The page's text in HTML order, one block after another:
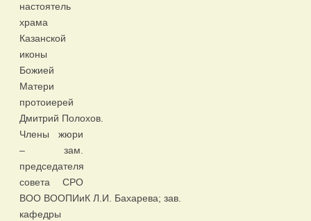
настоятель
храма
Казанской
иконы
Божией
Матери
протоиерей
Дмитрий Полохов.
Члены жюри
– зам.
председателя
совета СРО
ВОО ВООПИиК Л.И. Бахарева; зав.
кафедры